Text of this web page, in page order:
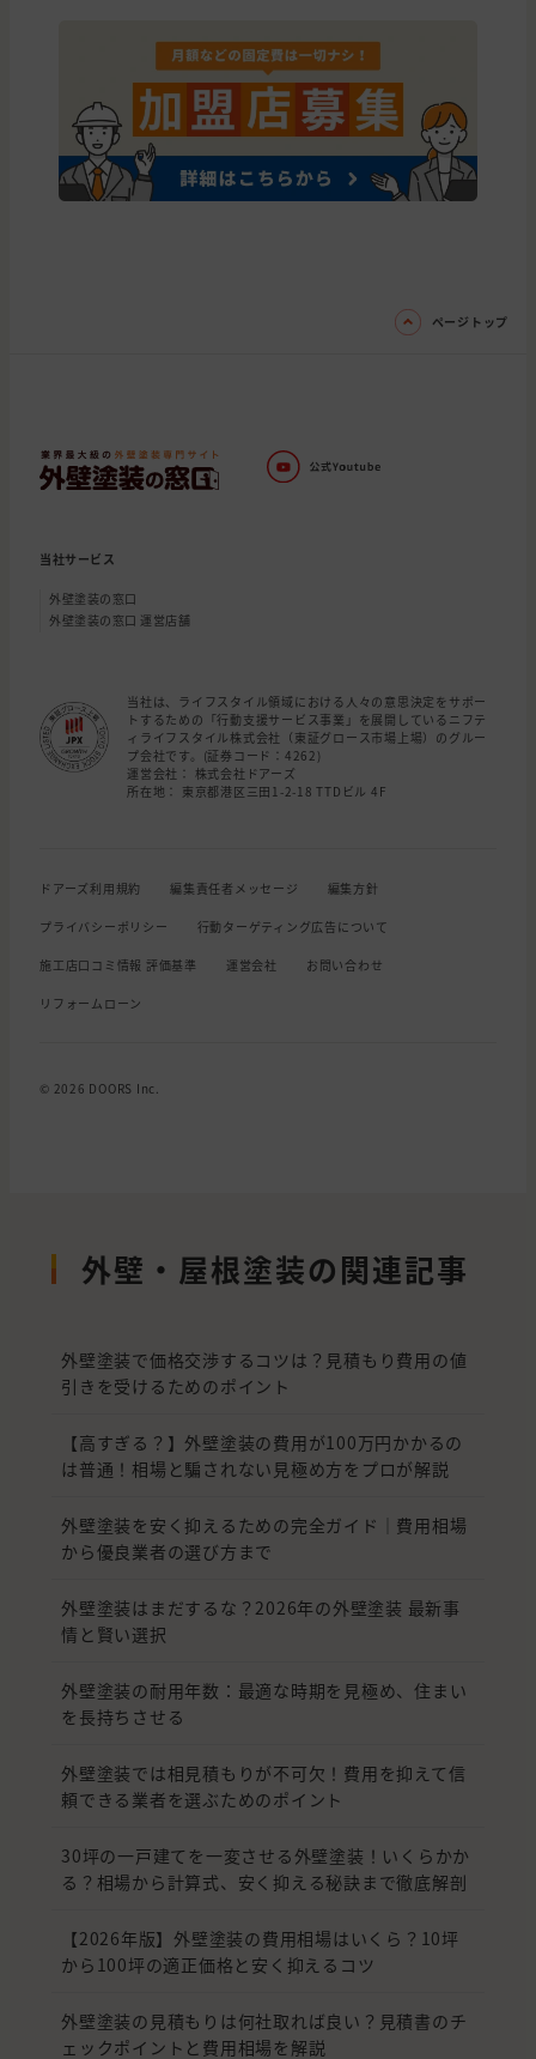
ページトップ
当社サービス
外壁塗装の窓口
外壁塗装の窓口 運営店舗
当社は、ライフスタイル領域における人々の意思決定をサポー
トするための「行動支援サービス事業」を展開しているニフテ
ィライフスタイル株式会社（東証グロース市場上場）のグルー
プ会社です。(証券コード：4262)
運営会社： 株式会社ドアーズ
所在地： 東京都港区三田1-2-18 TTDビル 4F
ドアーズ利用規約 編集責任者メッセージ 編集方針
プライバシーポリシー 行動ターゲティング広告について
施工店口コミ情報 評価基準 運営会社 お問い合わせ
リフォームローン
© 2026 DOORS Inc.
外壁・屋根塗装の関連記事
外壁塗装で価格交渉するコツは？見積もり費用の値
引きを受けるためのポイント
【高すぎる？】外壁塗装の費用が100万円かかるの
は普通！相場と騙されない見極め方をプロが解説
外壁塗装を安く抑えるための完全ガイド｜費用相場
から優良業者の選び方まで
外壁塗装はまだするな？2026年の外壁塗装 最新事
情と賢い選択
外壁塗装の耐用年数：最適な時期を見極め、住まい
を長持ちさせる
外壁塗装では相見積もりが不可欠！費用を抑えて信
頼できる業者を選ぶためのポイント
30坪の一戸建てを一変させる外壁塗装！いくらかか
る？相場から計算式、安く抑える秘訣まで徹底解剖
【2026年版】外壁塗装の費用相場はいくら？10坪
から100坪の適正価格と安く抑えるコツ
外壁塗装の見積もりは何社取れば良い？見積書のチ
ェックポイントと費用相場を解説